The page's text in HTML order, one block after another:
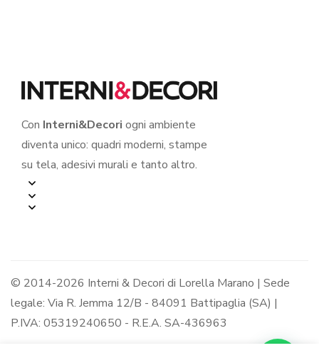
Con Interni&Decori ogni ambiente
diventa unico: quadri moderni, stampe
su tela, adesivi murali e tanto altro.
© 2014-2026 Interni & Decori di Lorella Marano | Sede
legale: Via R. Jemma 12/B - 84091 Battipaglia (SA) |
P.IVA: 05319240650 - R.E.A. SA-436963